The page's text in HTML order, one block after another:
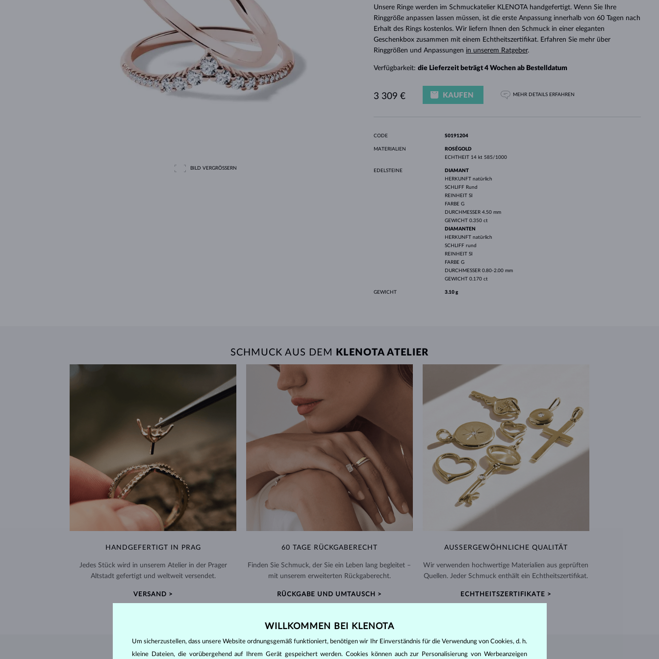
HALO-DESIGN
ORIGINELLE SETS
AMETHYSTE
EINZELOHRRINGE WEISSGOLD
GELBGOLD
ROSÉGOLD
EDELSTEINE ROSÉGOLD
MAGNETISCHE HALSKETTEN
DURCHSEHEN
SÜSSWASSERPERLEN
LÜNETTENFASSUNG WEISSGOLD
ROSÉGOLD
GRAVIERBARER SCHMUCK
LETNÍ VRSTVENÍ
FÜR DIE MUTTER GESCHENKIDEEN
BILD VERGRÖSSERN
Unsere Ringe werden im Schmuckatelier KLENOTA handgefertigt. Wenn Sie Ihre
Ringgröße anpassen lassen müssen, ist die erste Anpassung innerhalb von 60 Tagen nach
Erhalt des Rings kostenlos. Wir liefern Ihnen den Schmuck in einer eleganten
Geschenkbox zusammen mit einem Echtheitszertifikat. Erfahren Sie mehr über
Ringgrößen und Anpassungen in unserem Ratgeber.
Verfügbarkeit: die Lieferzeit beträgt 4 Wochen ab Bestelldatum
3 309 € KAUFEN MEHR DETAILS ERFAHREN
CODE S0191204
MATERIALIEN
ROSÉGOLD
ECHTHEIT 14 kt 585/1000
EDELSTEINE
DIAMANT
HERKUNFT natürlich
SCHLIFF Rund
REINHEIT SI
FARBE G
DURCHMESSER 4.50 mm
GEWICHT 0.350 ct
DIAMANTEN
HERKUNFT natürlich
SCHLIFF rund
REINHEIT SI
FARBE G
DURCHMESSER 0.80-2.00 mm
GEWICHT 0.170 ct
GEWICHT 3.10 g
SCHMUCK AUS DEM KLENOTA ATELIER
HANDGEFERTIGT IN PRAG
Jedes Stück wird in unserem Atelier in der Prager
Altstadt gefertigt und weltweit versendet.
VERSAND >
60 TAGE RÜCKGABERECHT
Finden Sie Schmuck, der Sie ein Leben lang begleitet –
mit unserem erweiterten Rückgaberecht.
RÜCKGABE UND UMTAUSCH >
AUSSERGEWÖHNLICHE QUALITÄT
Wir verwenden hochwertige Materialien aus geprüften
Quellen. Jeder Schmuck enthält ein Echtheitszertifikat.
ECHTHEITSZERTIFIKATE >
WILLKOMMEN BEI KLENOTA
Um sicherzustellen, dass unsere Website ordnungsgemäß funktioniert, benötigen wir Ihr Einverständnis für die Verwendung von Cookies, d. h.
kleine Dateien, die vorübergehend auf Ihrem Gerät gespeichert werden. Cookies können auch zur Personalisierung von Werbeanzeigen